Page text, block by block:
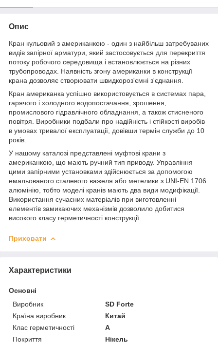
Опис
Кран кульовий з американкою - один з найбільш затребуваних
видів запірної арматури, який застосовується для перекриття
потоку робочого середовища і встановлюється на різних
трубопроводах. Наявність згону американки в конструкції
крана дозволяє створювати швидкороз'ємні з'єднання.
Кран американка успішно використовується в системах пара,
гарячого і холодного водопостачання, зрошення,
промислового гідравлічного обладнання, а також стисненого
повітря. Виробники подбали про надійність і стійкості виробів
в умовах тривалої експлуатації, довівши термін служби до 10
років.
У нашому каталозі представлені муфтові крани з
американкою, що мають ручний тип приводу. Управління
цими запірними установками здійснюється за допомогою
емальованого сталевого важеля або метелики з UNI-EN 1706
алюмінію, тобто моделі кранів мають два види модифікації.
Використання сучасних матеріалів при виготовленні
елементів замикаючих механізмів дозволило добитися
високого класу герметичності конструкції.
Приховати
Характеристики
Основні
Виробник
SD Forte
Країна виробник
Китай
Клас герметичності
А
Покриття
Нікель